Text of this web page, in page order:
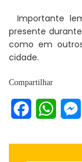
Importante
presente
como em
cidade.
Compartilhar
Facebook